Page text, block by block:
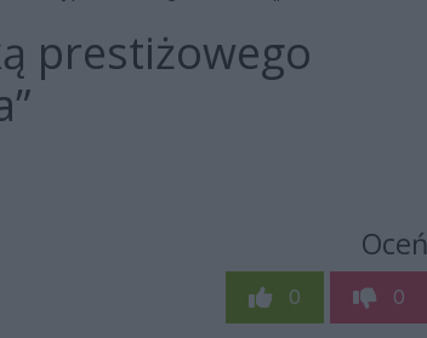
prestiżowego
Oceń
0 0